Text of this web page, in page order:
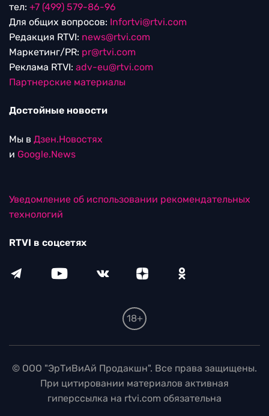
тел: +7 (499) 579-86-96
Для общих вопросов: Infortvi@rtvi.com
Редакция RTVI: news@rtvi.com
Маркетинг/PR: pr@rtvi.com
Реклама RTVI: adv-eu@rtvi.com
Партнерские материалы
Достойные новости
Мы в Дзен.Новостях
и Google.News
Уведомление об использовании рекомендательных
технологий
RTVI в соцсетях
18+
© ООО "ЭрТиВиАй Продакшн". Все права защищены.
При цитировании материалов активная
гиперссылка на rtvi.com обязательна